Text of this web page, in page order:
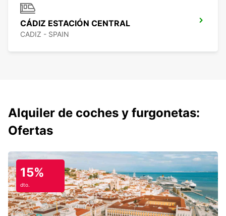
CÁDIZ ESTACIÓN CENTRAL
CADIZ - SPAIN
Alquiler de coches y furgonetas:
Ofertas
15%
dto.